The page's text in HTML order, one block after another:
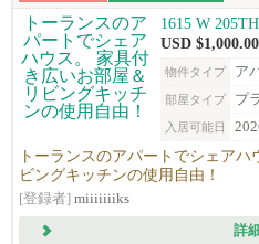
1615 W
USD $1,000.00
物件タイプ ア
部屋タイプ プ
入居可能日
トーランスのアパートでシェア
ビングキッチンの使用自由！
[登録者] miiiiiiiks
詳細